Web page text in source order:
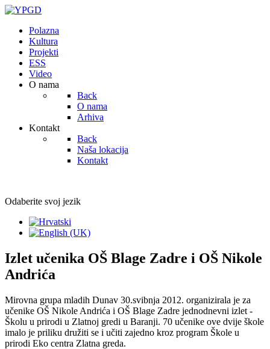
Polazna
Kultura
Projekti
ESS
Video
O nama
Back
O nama
Arhiva
Kontakt
Back
Naša lokacija
Kontakt
Odaberite svoj jezik
Izlet učenika OŠ Blage Zadre i OŠ Nikole
Andrića
Mirovna grupa mladih Dunav 30.svibnja 2012. organizirala je za
učenike OŠ Nikole Andrića i OŠ Blage Zadre jednodnevni izlet -
Školu u prirodi u Zlatnoj gredi u Baranji. 70 učenike ove dvije škole
imalo je priliku družiti se i učiti zajedno kroz program Škole u
prirodi Eko centra Zlatna greda.